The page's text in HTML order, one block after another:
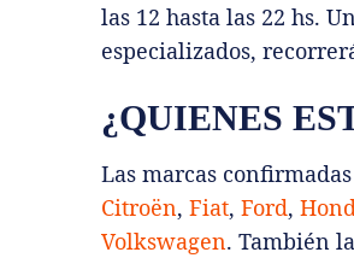
las 12 hasta las 22 hs.
especializados,
¿QUIENES
Las marcas
Citroën, Fiat, Ford,
Volkswagen. También